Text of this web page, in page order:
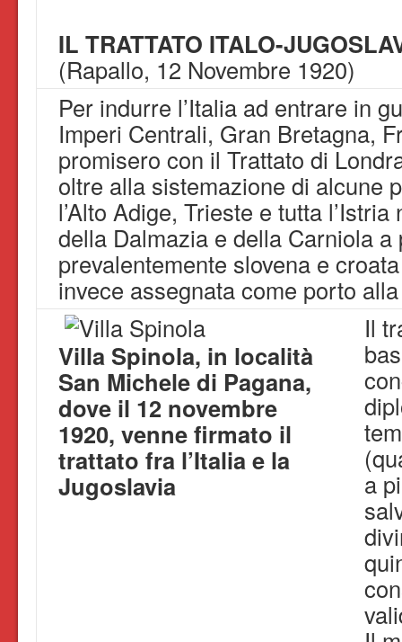
IL TRATTATO ITALO-
(Rapallo, 12 Novembre 1920)
Per indurre l’Italia ad entrare in
Imperi Centrali, Gran Bretagna,
promisero con il Trattato di
oltre alla sistemazione di alcune
l’Alto Adige, Trieste e tutta
della Dalmazia e della Carniola a
prevalentemente slovena e
invece assegnata come porto
Villa Spinola, in località
San Michele di Pagana,
dove il 12 novembre
1920, venne firmato il
trattato fra l’Italia e la
Jugoslavia
Il
a